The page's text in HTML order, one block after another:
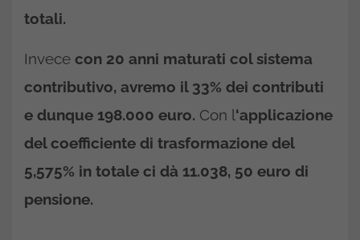
totali.
Invece con 20 anni maturati col sistema
contributivo, avremo il 33% dei contributi
e dunque 198.000 euro. Con l‘applicazione
del coefficiente di trasformazione del
5,575% in totale ci dà 11.038, 50 euro di
pensione.